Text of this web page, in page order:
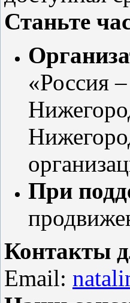
Станьте
«Россия
При
Контакты
Email: